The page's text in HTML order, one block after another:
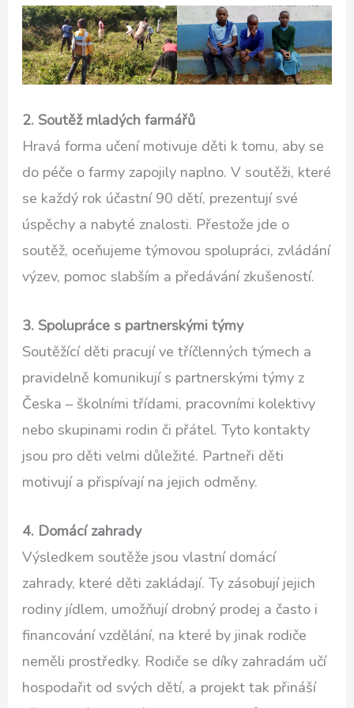
2. Soutěž mladých farmářů
Hravá forma učení motivuje děti k tomu, aby se
do péče o farmy zapojily naplno. V soutěži, které
se každý rok účastní 90 dětí, prezentují své
úspěchy a nabyté znalosti. Přestože jde o
soutěž, oceňujeme týmovou spolupráci, zvládání
výzev, pomoc slabším a předávání zkušeností.
3. Spolupráce s partnerskými týmy
Soutěžící děti pracují ve tříčlenných týmech a
pravidelně komunikují s partnerskými týmy z
Česka – školními třídami, pracovními kolektivy
nebo skupinami rodin či přátel. Tyto kontakty
jsou pro děti velmi důležité. Partneři děti
motivují a přispívají na jejich odměny.
4. Domácí zahrady
Výsledkem soutěže jsou vlastní domácí
zahrady, které děti zakládají. Ty zásobují jejich
rodiny jídlem, umožňují drobný prodej a často i
financování vzdělání, na které by jinak rodiče
neměli prostředky. Rodiče se díky zahradám učí
hospodařit od svých dětí, a projekt tak přináší